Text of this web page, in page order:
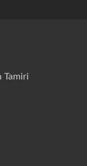
Tamiri